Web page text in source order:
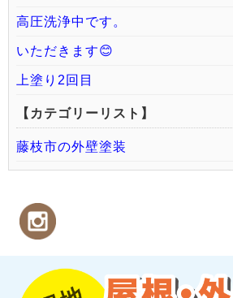
高圧洗浄中です。
いただきます😊
上塗り2回目
【カテゴリーリスト】
藤枝市の外壁塗装